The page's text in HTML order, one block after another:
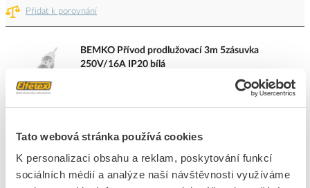
Tato webová stránka používá cookies
K personalizaci obsahu a reklam, poskytování funkcí
sociálních médií a analýze naší návštěvnosti využíváme
Přidat k porovnání
BEMKO Přívod prodlužovací 3m 5zásuvka
250V/16A IP20 bílá
Kód výrobce
102114
ks do košíku